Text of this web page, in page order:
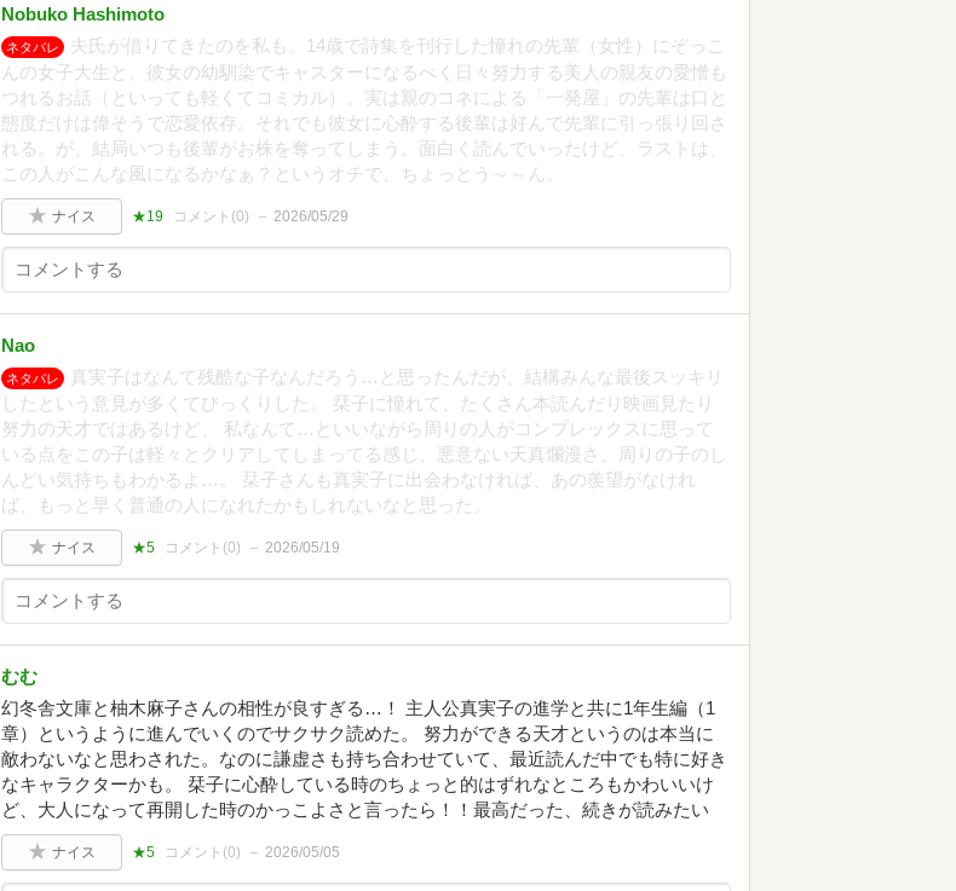
Nobuko Hashimoto
ネタバレ
夫氏が借りてきたのを私も。14歳で詩集を刊行した憧れの先輩（女性）にぞっこ
んの女子大生と、彼女の幼馴染でキャスターになるべく日々努力する美人の親友の愛憎も
つれるお話（といっても軽くてコミカル）。実は親のコネによる「一発屋」の先輩は口と
態度だけは偉そうで恋愛依存。それでも彼女に心酔する後輩は好んで先輩に引っ張り回さ
れる。が、結局いつも後輩がお株を奪ってしまう。面白く読んでいったけど、ラストは、
この人がこんな風になるかなぁ？というオチで、ちょっとう～～ん。
ナイス ★19 コメント(0) 2026/05/29
Nao
ネタバレ
真実子はなんて残酷な子なんだろう…と思ったんだが、結構みんな最後スッキリ
したという意見が多くてびっくりした。 栞子に憧れて、たくさん本読んだり映画見たり
努力の天才ではあるけど、 私なんて…といいながら周りの人がコンプレックスに思って
いる点をこの子は軽々とクリアしてしまってる感じ、悪意ない天真爛漫さ、周りの子のし
んどい気持ちもわかるよ…。 栞子さんも真実子に出会わなければ、あの羨望がなけれ
ば、もっと早く普通の人になれたかもしれないなと思った。
ナイス ★5 コメント(0) 2026/05/19
むむ
幻冬舎文庫と柚木麻子さんの相性が良すぎる…！ 主人公真実子の進学と共に1年生編（1
章）というように進んでいくのでサクサク読めた。 努力ができる天才というのは本当に
敵わないなと思わされた。なのに謙虚さも持ち合わせていて、最近読んだ中でも特に好き
なキャラクターかも。 栞子に心酔している時のちょっと的はずれなところもかわいいけ
ど、大人になって再開した時のかっこよさと言ったら！！最高だった、続きが読みたい
ナイス ★5 コメント(0) 2026/05/05